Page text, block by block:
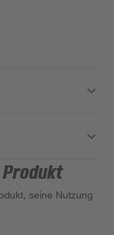
Produkt
seine Nutzung